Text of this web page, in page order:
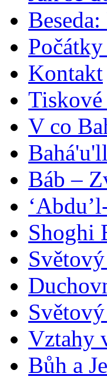
Kontakt
V co
Báb –
Shoghi
Vztahy
Bůh a